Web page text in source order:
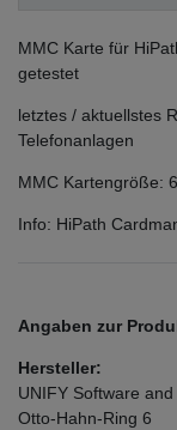
MMC Karte für
getestet
letztes / aktuellstes
Telefonanlagen
MMC Kartengröße:
Info: HiPath
Angaben zur
Hersteller:
UNIFY Software
Otto-Hahn-Ring 6